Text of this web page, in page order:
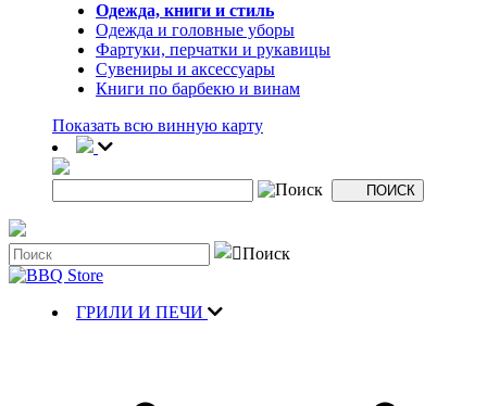
Одежда, книги и стиль
Одежда и головные уборы
Фартуки, перчатки и рукавицы
Сувениры и аксессуары
Книги по барбекю и винам
Показать всю винную карту
ГРИЛИ И ПЕЧИ